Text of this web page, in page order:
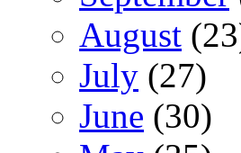
August
July (27)
June (30)